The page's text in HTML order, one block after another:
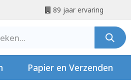
89 jaar ervaring
Papier en Verzenden